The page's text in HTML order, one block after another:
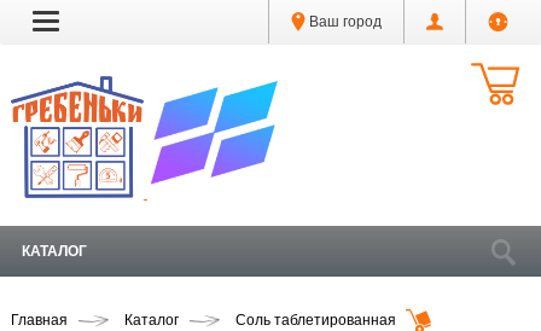
Ваш город
КАТАЛОГ
Главная Каталог Соль таблетированная